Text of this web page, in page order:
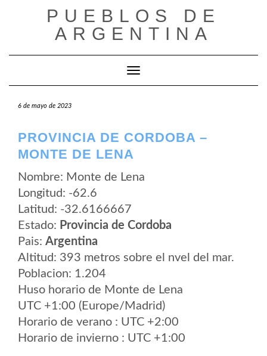
PUEBLOS DE
ARGENTINA
Cambiar modo de navegación
6 de mayo de 2023
PROVINCIA DE CORDOBA –
MONTE DE LENA
Nombre: Monte de Lena
Longitud: -62.6
Latitud: -32.6166667
Estado: Provincia de Cordoba
Pais: Argentina
Altitud: 393 metros sobre el nvel del mar.
Poblacion: 1.204
Huso horario de Monte de Lena
UTC +1:00 (Europe/Madrid)
Horario de verano : UTC +2:00
Horario de invierno : UTC +1:00